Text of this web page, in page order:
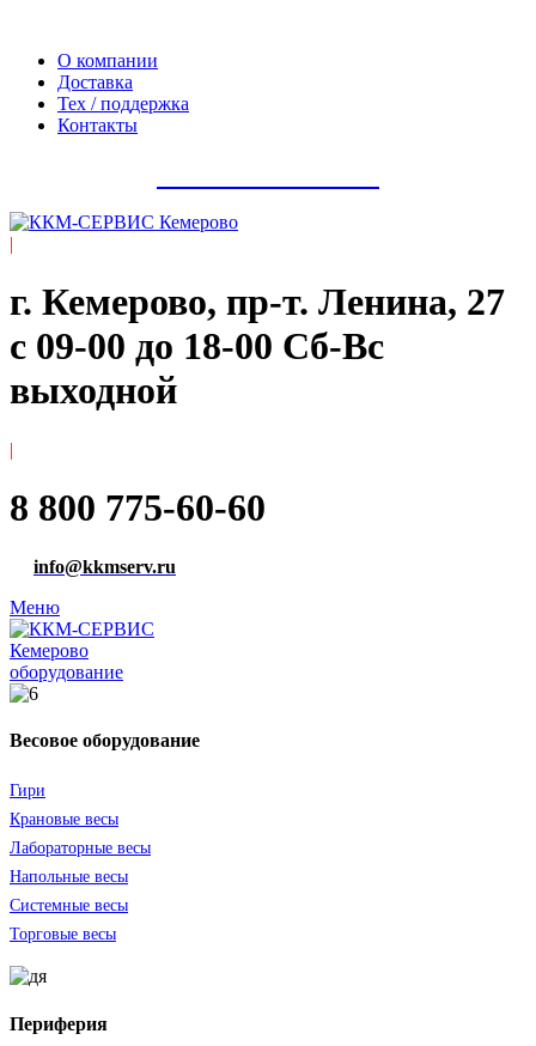
О компании
Доставка
Тех / поддержка
Контакты
|
г. Кемерово, пр-т. ​Ленина, 27
с 09-00 до 18-00 Сб-Вс
выходной
|
8 800 775-60-60
info@kkmserv.ru
Меню
оборудование
Весовое оборудование
Гири
Крановые весы
Лабораторные весы
Напольные весы
Системные весы
Торговые весы
Периферия